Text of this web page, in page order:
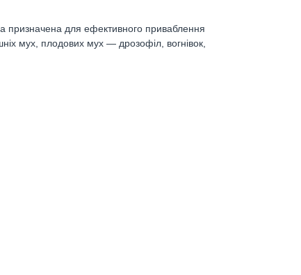
призначена для ефективного приваблення
мух, плодових мух — дрозофіл, вогнівок,